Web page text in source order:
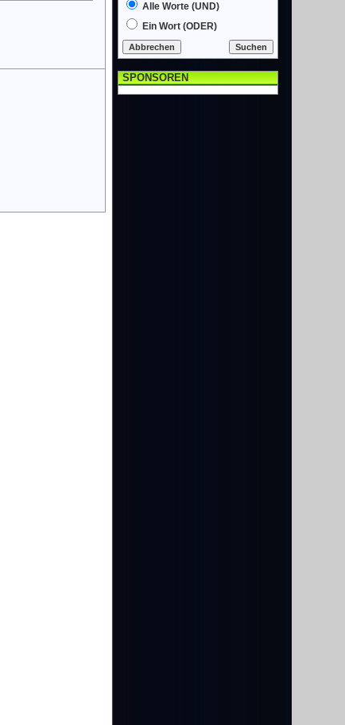
Alle Worte (UND)
Ein Wort (ODER)
SPONSOREN